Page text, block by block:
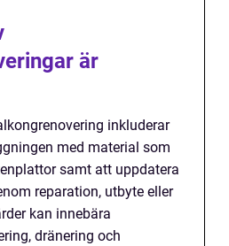
är
inkluderar
med material som
samt att uppdatera
reparation, utbyte eller
kan innebära
dränering och